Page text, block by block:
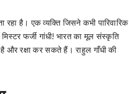
रहा है। एक व्यक्ति जिसने कभी पारिवारिक
फर्जी गांधी! भारत का मूल संस्कृति
और रक्षा कर सकते हैं। राहुल गाँधी की